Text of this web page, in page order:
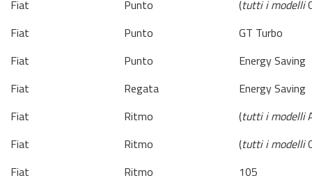
Fiat
Punto (tutti i modelli
Fiat
Punto
GT Turbo
Fiat
Punto
Energy Saving
Fiat
Regata
Energy Saving
Fiat
Ritmo (tutti i modelli
Fiat
Ritmo (tutti i modelli
Fiat
Ritmo
105